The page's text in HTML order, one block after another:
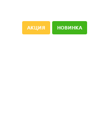
АКЦИЯ НОВИНКА